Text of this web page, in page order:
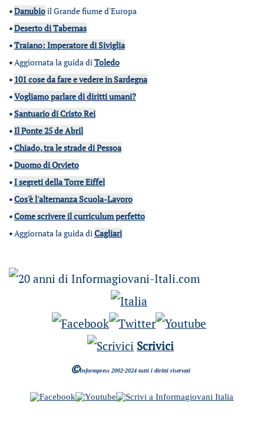
•Danubioil Grande fiume d'Europa
•Deserto di Tabernas
•Traiano: Imperatore di Siviglia
•Aggiornata la guida diToledo
• 101 cose da fare e vedere in Sardegna
•Vogliamo parlare di diritti umani?
•Santuario di Cristo Rei
•Il Ponte 25 de Abril
•Chiado, tra le strade di Pessoa
•Duomo di Orvieto
•I segreti della Torre Eiffel
•Cos'è l'alternanza Scuola-Lavoro
•Come scrivere il curriculum perfetto
•Aggiornata la guida diCagliari
Scrivici
©Informpress 2002-2024 tutti i diritti riservati